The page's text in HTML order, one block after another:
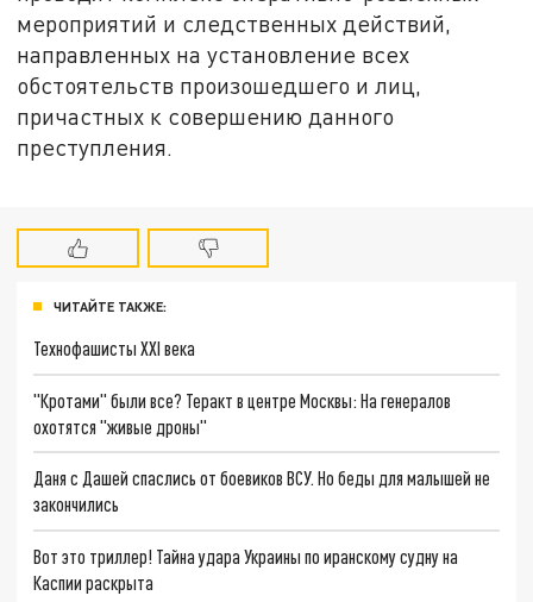
мероприятий и следственных действий,
направленных на установление всех
обстоятельств произошедшего и лиц,
причастных к совершению данного
преступления.
ЧИТАЙТЕ ТАКЖЕ:
Технофашисты XXI века
"Кротами" были все? Теракт в центре Москвы: На генералов
охотятся "живые дроны"
Даня с Дашей спаслись от боевиков ВСУ. Но беды для малышей не
закончились
Вот это триллер! Тайна удара Украины по иранскому судну на
Каспии раскрыта